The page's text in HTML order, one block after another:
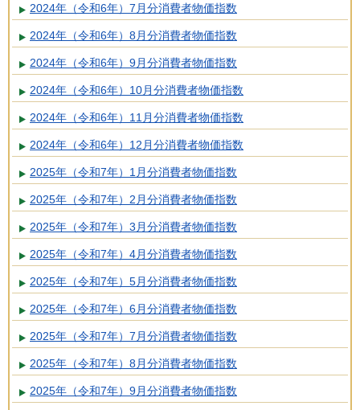
2024年（令和6年）7月分消費者物価指数
2024年（令和6年）8月分消費者物価指数
2024年（令和6年）9月分消費者物価指数
2024年（令和6年）10月分消費者物価指数
2024年（令和6年）11月分消費者物価指数
2024年（令和6年）12月分消費者物価指数
2025年（令和7年）1月分消費者物価指数
2025年（令和7年）2月分消費者物価指数
2025年（令和7年）3月分消費者物価指数
2025年（令和7年）4月分消費者物価指数
2025年（令和7年）5月分消費者物価指数
2025年（令和7年）6月分消費者物価指数
2025年（令和7年）7月分消費者物価指数
2025年（令和7年）8月分消費者物価指数
2025年（令和7年）9月分消費者物価指数